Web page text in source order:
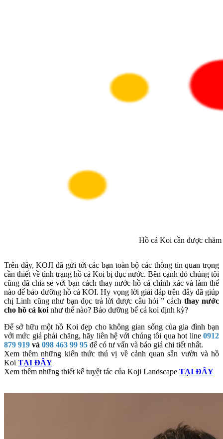
Hồ cá Koi cần được
Trên đây, KOJI đã gửi tới các bạn toàn bộ các thông tin quan trọng
cần thiết về tình trạng hồ cá Koi bị đục nước. Bên cạnh đó chúng tôi
cũng đã chia sẻ với bạn cách thay nước hồ cá chính xác và làm thế
nào để bảo dưỡng hồ cá KOI. Hy vọng lời giải đáp trên đây đã giúp
chị Linh cũng như bạn đọc trả lời được câu hỏi ” cách thay nước
cho hồ cá koi như thế nào? Bảo dưỡng bể cá koi định kỳ?
Để sở hữu một hồ Koi đẹp cho không gian sống của gia đình bạn
với mức giá phải chăng, hãy liên hệ với chúng tôi qua hot line 0912
879 919 và 098 463 99 95 để có tư vấn và báo giá chi tiết nhất.
Xem thêm những kiến thức thú vị về cảnh quan sân vườn và hồ
Koi TẠI ĐÂY
Xem thêm những thiết kế tuyệt tác của Koji Landscape TẠI ĐÂY